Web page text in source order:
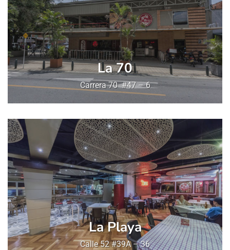
La 70
Carrera 70 #47 – 6
La Playa
Calle 52 #39A – 36